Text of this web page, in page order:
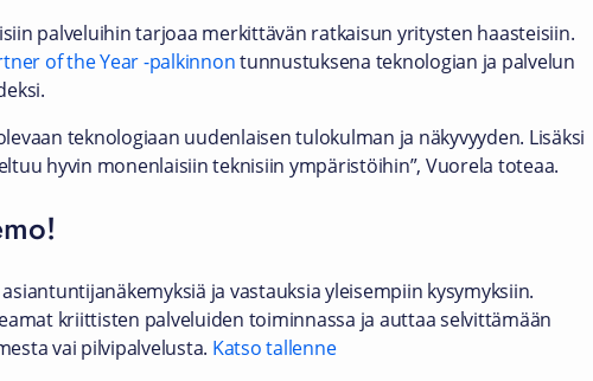
palveluihin tarjoaa merkittävän ratkaisun yritysten haasteisiin.
of the Year -palkinnontunnustuksena teknologian ja palvelun
teknologiaan uudenlaisen tulokulman ja näkyvyyden. Lisäksi
hyvin monenlaisiin teknisiin ympäristöihin”, Vuorela toteaa.
ja vastauksia yleisempiin kysymyksiin.
kriittisten palveluiden toiminnassa ja auttaa selvittämään
vai pilvipalvelusta. Katso tallenne